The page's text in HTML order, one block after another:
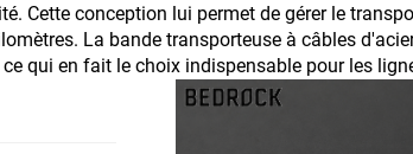
Cette conception lui permet de gérer le
La bande transporteuse à câbles
qui en fait le choix indispensable pour les